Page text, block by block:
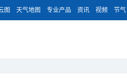
图 天气地图 专业产品 资讯 视频 节气